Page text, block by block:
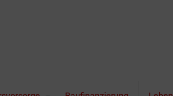
trotz Inflation